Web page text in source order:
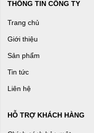
THÔNG TIN CÔNG TY
Trang chủ
Giới thiệu
Sản phẩm
Tin tức
Liên hệ
HỖ TRỢ KHÁCH HÀNG